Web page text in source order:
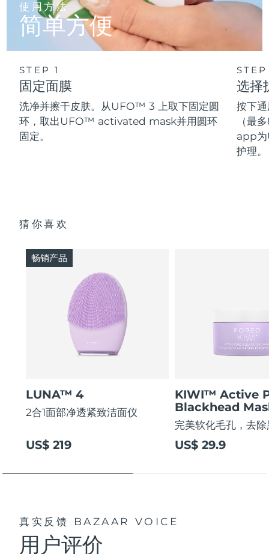
使用方法
简单方便
STEP 1
固定面膜
洗净并擦干皮肤。从UFO™ 3 上取下固定圆
环，取出UFO™ activated mask并用圆环
固定。
选择
按下
（最
app
护理。
猜你喜欢
LUNA™ 4
2合1面部净透紧致洁面仪
US$ 219
畅销产品
KIWI™ Active
Blackhead
完美软化毛孔，去
US$ 29.9
真实反馈 BAZAAR VOICE
用户评价